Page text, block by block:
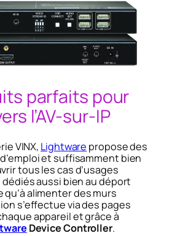
parfaits pour
l’AV-sur-IP
VINX, Lightware propose des
et suffisamment bien
tous les cas d’usages
aussi bien au déport
qu’à alimenter des murs
s’effectue via des pages
appareil et grâce à
Device Controller.